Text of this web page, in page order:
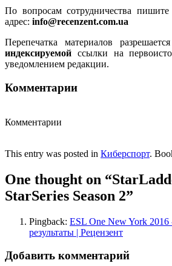
По вопросам сотрудничества
адрес: info@recenzent.com.ua
Перепечатка материалов
индексируемой ссылки на
уведомлением редакции.
Комментарии
Комментарии
This entry was posted in Киберспорт.
One thought on “
StarSeries Season 2”
Pingback: ESL One New York 2016
результаты | Рецензент
Добавить комментарий